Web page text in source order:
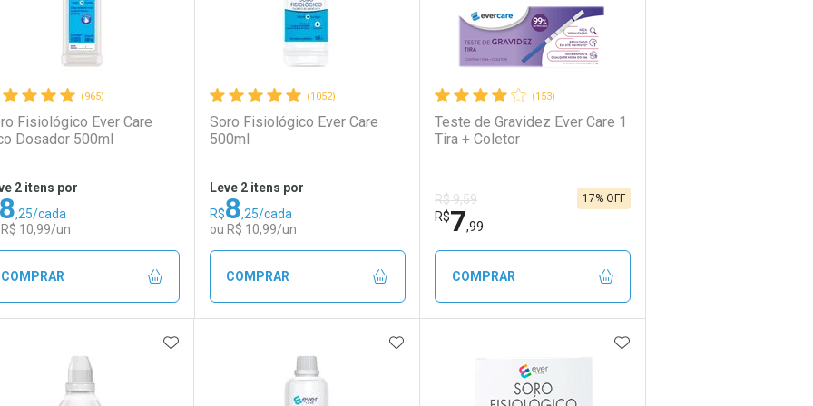
(965)
Fisiológico Ever Care
Dosador 500ml
2 itens por
8,25/cada
10,99/un
COMPRAR
FECHAR
FECHAR
Menos
(1052)
Soro Fisiológico Ever Care
500ml
Leve 2 itens por
R$8,25/cada
ou R$ 10,99/un
COMPRAR
FECHAR
Laboratório
FECHAR
Por Menos
(153)
Teste de Gravidez Ever Care 1
Tira + Coletor
R$ 9,59
R$7,99
17% OFF
COMPRAR
FECHAR
Laboratório
FECHAR
Por Menos
ADICIONAR AOS FAVORITOS ADICIONAR AOS FAVORITOS ADICIONAR AOS